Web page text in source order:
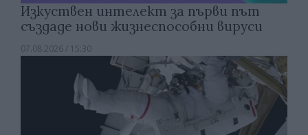
Изкуствен интелект за първи път
създаде нови жизнеспособни вируси
07.08.2026 / 15:30